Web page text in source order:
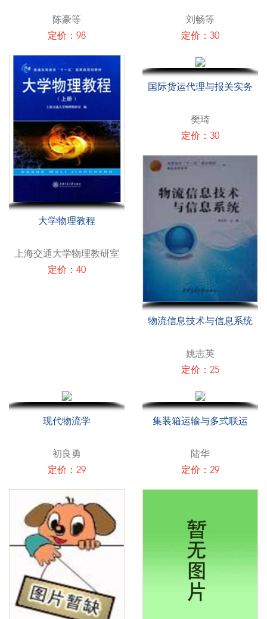
陈豪等
定价：98
刘畅等
定价：30
大学物理教程
上海交通大学物理教研室
定价：40
国际货运代理与报关实务
樊琦
定价：30
物流信息技术与信息系统
姚志英
定价：25
现代物流学
初良勇
定价：29
集装箱运输与多式联运
陆华
定价：29